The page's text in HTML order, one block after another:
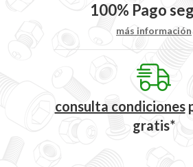
100% Pago
más información
consulta condiciones
gratis*